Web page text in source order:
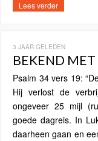
Lees verder
3 JAAR GELEDEN
BEKEND
Psalm 34 vers 19:
Hij verlost de
ongeveer 25 mijl
goede dagreis. In
daarheen gaan en